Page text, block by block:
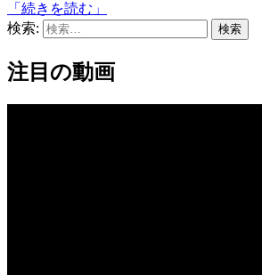
「続きを読む」
検索:
注目の動画